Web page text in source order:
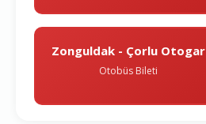
Zonguldak - Çorlu Otogar
Otobüs Bileti